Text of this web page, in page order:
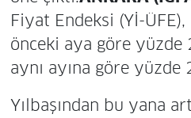
Fiyat Endeksi (Yİ-
önceki aya göre yüzde
aynı ayına göre
Yılbaşından bu yana